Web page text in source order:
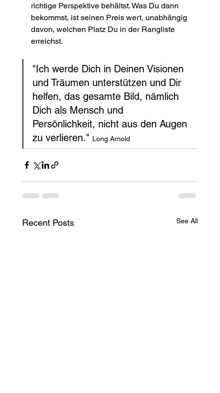
richtige Perspektive behältst. Was Du dann
bekommst, ist seinen Preis wert, unabhängig
davon, welchen Platz Du in der Rangliste
erreichst.
"Ich werde Dich in Deinen Visionen
und Träumen unterstützen und Dir
helfen, das gesamte Bild, nämlich
Dich als Mensch und
Persönlichkeit, nicht aus den Augen
zu verlieren." Long Arnold
Recent Posts See All